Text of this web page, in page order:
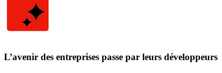
L’avenir des entreprises passe par leurs développeurs